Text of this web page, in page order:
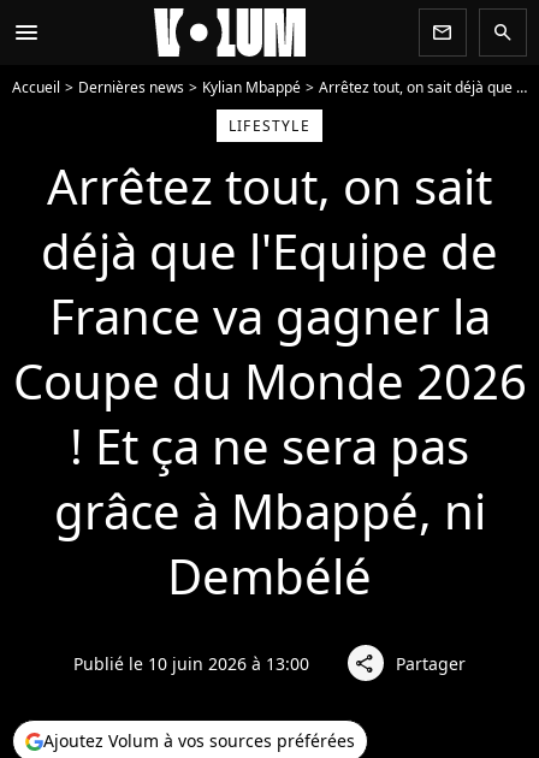
menu newsletter search
Accueil Dernières news Kylian Mbappé
Arrêtez tout, on sait déjà que l'Equipe de France va gagner la Coupe du Monde 2026 ! Et ça ne sera pas grâce à Mbappé, ni Dembélé
LIFESTYLE
Arrêtez tout, on sait
déjà que l'Equipe de
France va gagner la
Coupe du Monde 2026
! Et ça ne sera pas
grâce à Mbappé, ni
Dembélé
Publié le 10 juin 2026 à 13:00 share Partager
Ajoutez Volum à vos sources préférées